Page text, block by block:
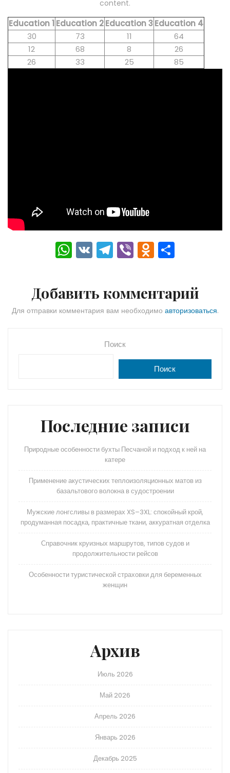
content.
Education 1Education 2Education 3Education 4
30
73 11
64
12
68 8
26
26
33 25 85
W
h
ts
A
V
K
T
el
gr
a
Vi
b
O
d
o
kl
s
ni
а
в
Добавить комментарий
Для отправки комментария вам необходимо авторизоваться.
Поиск
Поиск
Последние записи
Природные особенности бухты Песчаной и подход к ней на
катере
Применение акустических теплоизоляционных матов из
базальтового волокна в судостроении
Мужские лонгсливы в размерах XS–3XL: спокойный крой,
продуманная посадка, практичные ткани, аккуратная отделка
Справочник круизных маршрутов, типов судов и
продолжительности рейсов
Особенности туристической страховки для беременных
женщин
Архив
Июль 2026
Май 2026
Апрель 2026
Январь 2026
Декабрь 2025